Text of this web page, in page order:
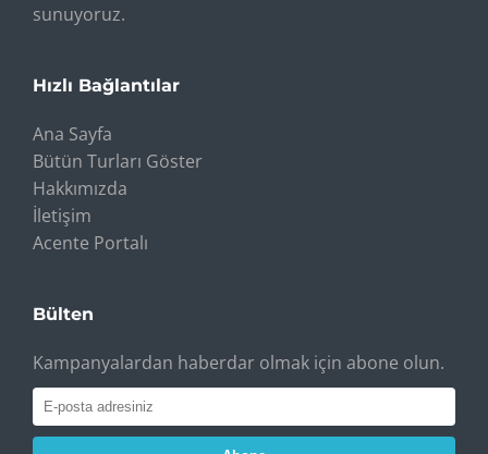
sunuyoruz.
Hızlı Bağlantılar
Ana Sayfa
Bütün Turları Göster
Hakkımızda
İletişim
Acente Portalı
Bülten
Kampanyalardan haberdar olmak için abone olun.